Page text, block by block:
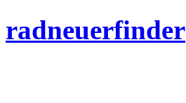
radneuerfinder